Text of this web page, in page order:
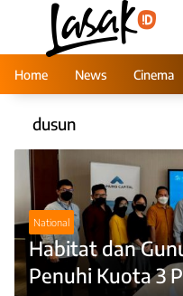
Home
News Cinema
dusun
National
Habitat dan
Penuhi Kuota 3